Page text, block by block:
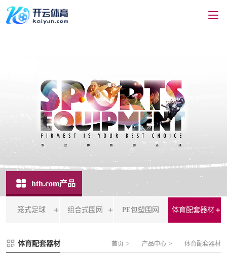
hth.com产品
笼式足球
FLZ-B 夹芯板笼式足球
组合式围网
方管组合式围网
PE包塑围网 体育配套器材
体育配套器材 首页 > 产品中心 > 体育配套器材